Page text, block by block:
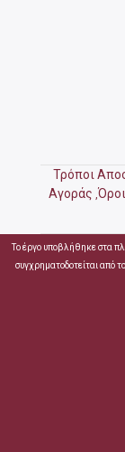
Τρόποι
Αγοράς ,
Το έργο υποβλήθηκε στα
συγχρηματοδοτείται από